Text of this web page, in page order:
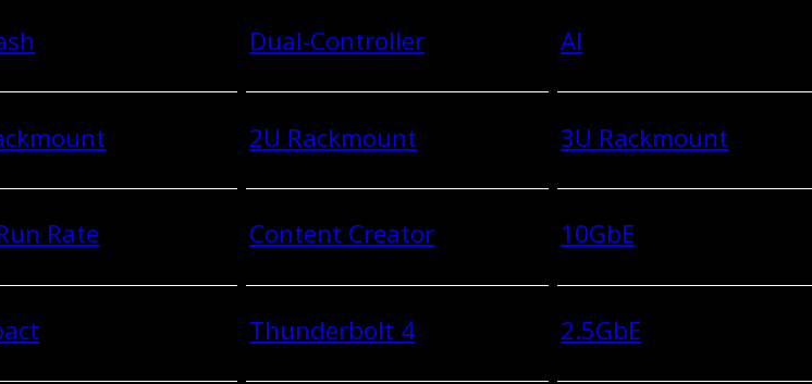
Dual-Controller AI
2U Rackmount 3U Rackmount
Rate Content Creator 10GbE
Thunderbolt 4 2.5GbE